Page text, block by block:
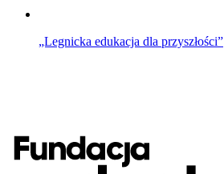
„Legnicka edukacja dla przyszłości”